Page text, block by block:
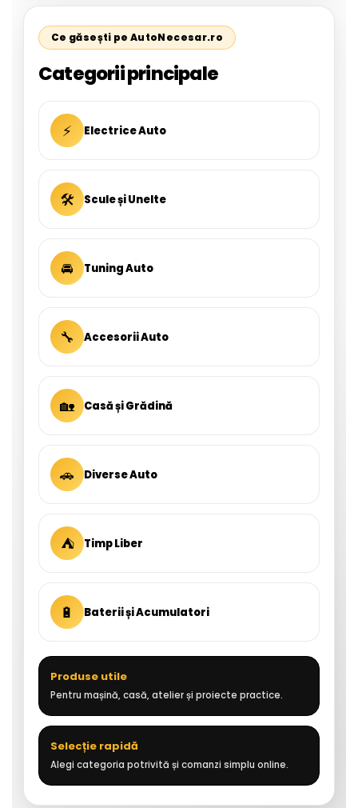
Ce găsești pe AutoNecesar.ro
Categorii principale
⚡ Electrice Auto
🛠 Scule și Unelte
🚘 Tuning Auto
🔧 Accesorii Auto
🏡 Casă și Grădină
🚗 Diverse Auto
⛺ Timp Liber
🔋 Baterii și Acumulatori
Produse utile
Pentru mașină, casă, atelier și proiecte practice.
Selecție rapidă
Alegi categoria potrivită și comanzi simplu online.